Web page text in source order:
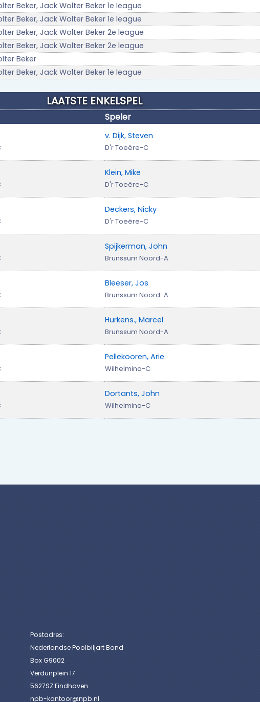
Beker, Jack Wolter Beker 1e league
Beker, Jack Wolter Beker 1e league
Beker, Jack Wolter Beker 2e league
Beker, Jack Wolter Beker 2e league
Beker
Beker, Jack Wolter Beker 1e league
LAATSTE ENKELSPEL
Speler
v. Dijk, Steven
D'r Toeëre-C
Klein, Mike
D'r Toeëre-C
Deckers, Nicky
D'r Toeëre-C
Spijkerman, John
Brunssum Noord-A
Bleeser, Jos
Brunssum Noord-A
Hurkens., Marcel
Brunssum Noord-A
Pellekooren, Arie
Wilhelmina-C
Dortants, John
Wilhelmina-C
Postadres:
Nederlandse Poolbiljart Bond
Box G9002
Verdunplein 17
5627SZ Eindhoven
npb-kantoor@npb.nl